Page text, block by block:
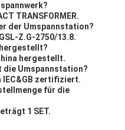
TRANSFORMER.
der Umspannstation?
Z.G-2750/13.8.
hergestellt?
hergestellt.
die Umspannstation?
IEC&GB zertifiziert.
für die
1 SET.